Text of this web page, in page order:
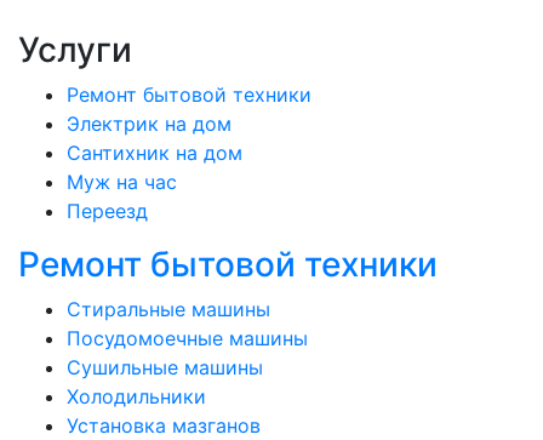
Услуги
Ремонт бытовой техники
Электрик на дом
Сантихник на дом
Муж на час
Переезд
Ремонт бытовой техники
Стиральные машины
Посудомоечные машины
Сушильные машины
Холодильники
Установка мазганов